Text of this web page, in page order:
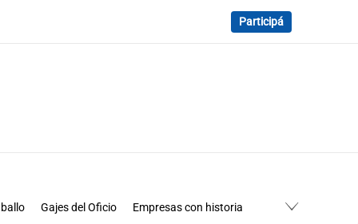
Participá
Gajes del Oficio
Empresas con historia